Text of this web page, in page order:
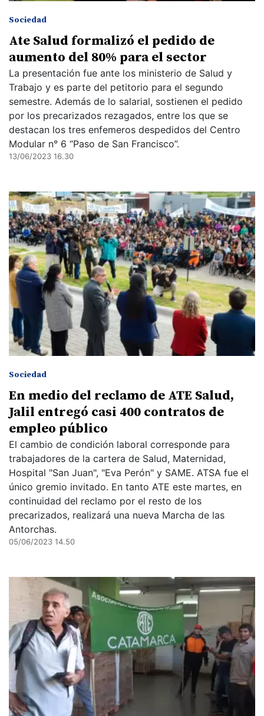
Sociedad
Ate Salud formalizó el pedido de
aumento del 80% para el sector
La presentación fue ante los ministerio de Salud y
Trabajo y es parte del petitorio para el segundo
semestre. Además de lo salarial, sostienen el pedido
por los precarizados rezagados, entre los que se
destacan los tres enfemeros despedidos del Centro
Modular n° 6 “Paso de San Francisco”.
13/06/2023 16.30
Sociedad
En medio del reclamo de ATE Salud,
Jalil entregó casi 400 contratos de
empleo público
El cambio de condición laboral corresponde para
trabajadores de la cartera de Salud, Maternidad,
Hospital "San Juan", "Eva Perón" y SAME. ATSA fue el
único gremio invitado. En tanto ATE este martes, en
continuidad del reclamo por el resto de los
precarizados, realizará una nueva Marcha de las
Antorchas.
05/06/2023 14.50